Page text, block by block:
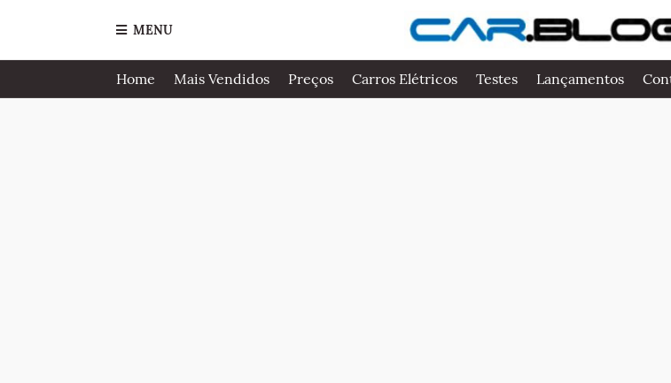
MENU
Home Mais Vendidos Preços Carros Elétricos Testes Lançamentos